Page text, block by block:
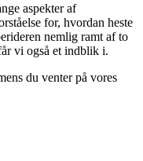
aspekter af
for, hvordan heste
nemlig ramt af to
vi også et indblik i.
du venter på vores